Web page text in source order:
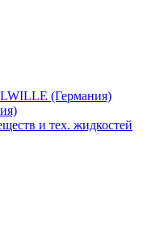
(Германия)
и тех. жидкостей